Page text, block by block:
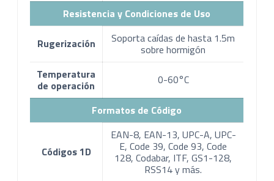
Resistencia y Condiciones de Uso
Rugerización Soporta caídas de hasta 1.5m
sobre hormigón
Temperatura
de operación 0-60°C
Formatos de Código
Códigos 1D
EAN-8, EAN-13, UPC-A, UPC-
E, Code 39, Code 93, Code
128, Codabar, ITF, GS1-128,
RSS14 y más.